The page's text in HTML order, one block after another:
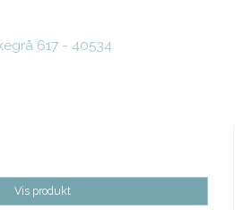
617 - 40534
Vis produkt